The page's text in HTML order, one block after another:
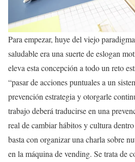
Para empezar, huye del viejo
saludable era una suerte de eslogan
eleva esta concepción a todo un reto
“pasar de acciones puntuales a un
prevención estrategia y otorgarle
trabajo deberá traducirse en una
real de cambiar hábitos y cultura
basta con organizar una charla sobre
en la máquina de vending. Se trata de